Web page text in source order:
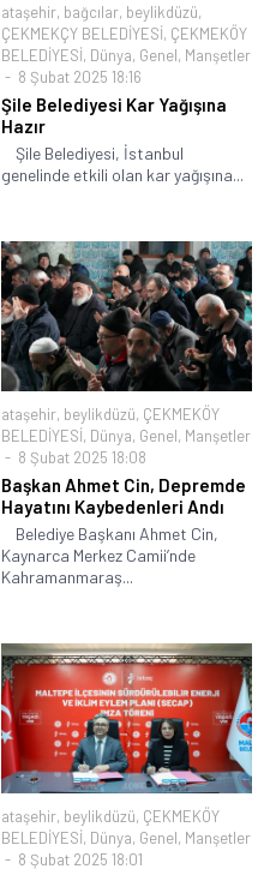
ataşehir, bağcılar, beylikdüzü,
ÇEKMEKÇY BELEDİYESİ, ÇEKMEKÖY
BELEDİYESİ, Dünya, Genel, Manşetler
8 Şubat 2025 18:16
Şile Belediyesi Kar Yağışına
Hazır
Şile Belediyesi, İstanbul
genelinde etkili olan kar yağışına...
ataşehir, beylikdüzü, ÇEKMEKÖY
BELEDİYESİ, Dünya, Genel, Manşetler
8 Şubat 2025 18:08
Başkan Ahmet Cin, Depremde
Hayatını Kaybedenleri Andı
Belediye Başkanı Ahmet Cin,
Kaynarca Merkez Camii’nde
Kahramanmaraş...
ataşehir, beylikdüzü, ÇEKMEKÖY
BELEDİYESİ, Dünya, Genel, Manşetler
8 Şubat 2025 18:01